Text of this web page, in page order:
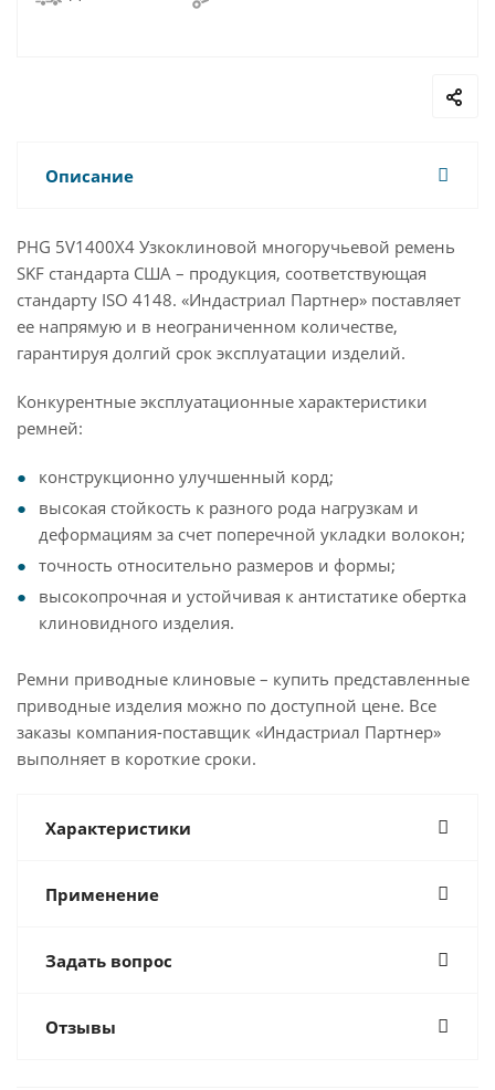
Описание
PHG 5V1400X4 Узкоклиновой многоручьевой ремень
SKF стандарта США – продукция, соответствующая
стандарту ISO 4148. «Индастриал Партнер» поставляет
ее напрямую и в неограниченном количестве,
гарантируя долгий срок эксплуатации изделий.
Конкурентные эксплуатационные характеристики
ремней:
конструкционно улучшенный корд;
высокая стойкость к разного рода нагрузкам и
деформациям за счет поперечной укладки волокон;
точность относительно размеров и формы;
высокопрочная и устойчивая к антистатике обертка
клиновидного изделия.
Ремни приводные клиновые – купить представленные
приводные изделия можно по доступной цене. Все
заказы компания-поставщик «Индастриал Партнер»
выполняет в короткие сроки.
Характеристики
Применение
Задать вопрос
Отзывы